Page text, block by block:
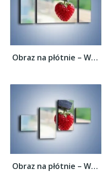
Obraz na płótnie – Wisząca truskawka –...
Obraz na płótnie – Wisząca truskawka –...